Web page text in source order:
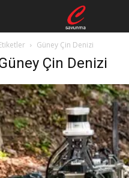
Güney Çin Denizi
Çin Denizi